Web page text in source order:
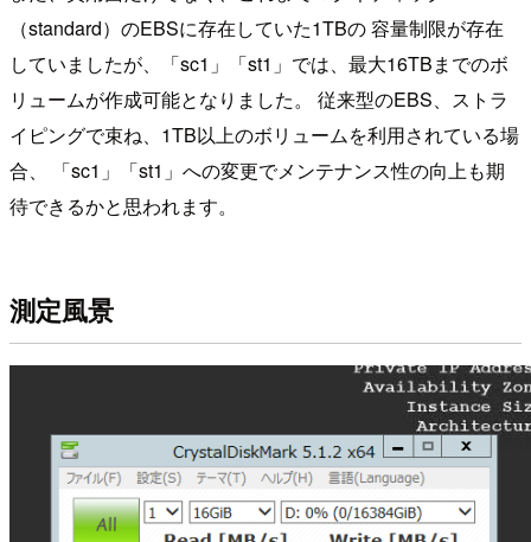
（standard）のEBSに存在していた1TBの 容量制限が存在
していましたが、「sc1」「st1」では、最大16TBまでのボ
リュームが作成可能となりました。 従来型のEBS、ストラ
イピングで束ね、1TB以上のボリュームを利用されている場
合、 「sc1」「st1」への変更でメンテナンス性の向上も期
待できるかと思われます。
測定風景